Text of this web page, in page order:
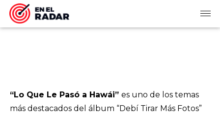
“Lo Que Le Pasó a Hawái” es uno de los temas
más destacados del álbum “Debí Tirar Más Fotos”